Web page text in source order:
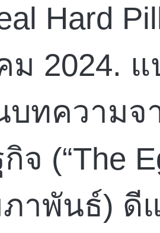
Hard
ม 2024.
บทความจ
จ (“The
ภาพันธ์) ดี